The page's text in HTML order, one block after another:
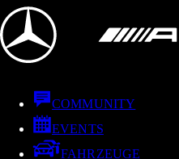
COMMUNITY
EVENTS
FAHRZEUGE